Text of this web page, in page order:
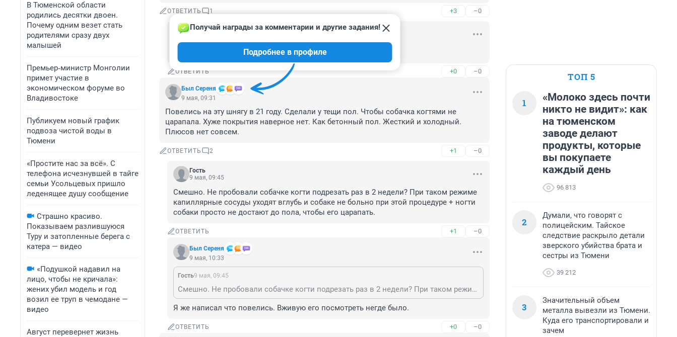
В Тюменской области
родились десятки двоен.
Почему одним везет стать
родителями сразу двух
малышей
Премьер‑министр Монголии
примет участие в
экономическом форуме во
Владивостоке
Публикуем новый график
подвоза чистой воды в
Тюмени
«Простите нас за всё». С
телефона исчезнувшей в тайге
семьи Усольцевых пришло
леденящее душу сообщение
Страшно красиво.
Показываем разлившуюся
Туру и затопленные берега с
катера — видео
«Подушкой надавил на
лицо, чтобы не кричала»:
жених убил модель и год
возил ее труп в чемодане —
видео
Август перевернет жизнь
ОТВЕТИТЬ 1 +3 –0
Гость
ОТВЕТИТЬ +0 –0
Был Сереня
Получай награды за комментарии и другие задания!
Подробнее в профиле
9 мая, 09:31
Повелись на эту шнягу в 21 году. Сделали у тещи пол. Чтобы собачка когтями не
царапала. Хуже покрытия наверное нет. Как бетонный пол. Жесткий и холодный.
Плюсов нет совсем.
ОТВЕТИТЬ 2 +1 –0
Гость
9 мая, 09:45
Смешно. Не пробовали собачке когти подрезать раз в 2 недели? При таком режиме
капиллярные сосуды уходят вглубь и собаке не больно при этой процедуре + ногти
собаки просто не достают до пола, чтобы его царапать.
ОТВЕТИТЬ +1 –0
Был Сереня
9 мая, 10:33
Гость9 мая, 09:45
Смешно. Не пробовали собачке когти подрезать раз в 2 недели? При таком режиме капиллярные сосуды уходят вглубь и собаке не больно при этой процедуре + ногти собаки просто не достают до пола, чтобы его царапать.
Я же написал что повелись. Вживую его посмотреть негде было.
ОТВЕТИТЬ +0 –0
ТОП 5
1
«Молоко здесь почти
никто не видит»: как
на тюменском
заводе делают
продукты, которые
вы покупаете
каждый день
96 813
2
Думали, что говорят с
полицейским. Тайское
следствие раскрыло детали
зверского убийства брата и
сестры из Тюмени
39 212
3
Значительный объем
металла вывезли из Тюмени.
Куда его транспортировали и
зачем